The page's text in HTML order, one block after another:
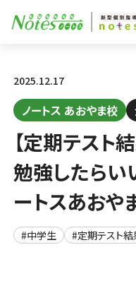
2025.12.17
ノートス あおやま校
【定期テスト
勉強したらい
ートスあおや
#中学生 #定期テスト結